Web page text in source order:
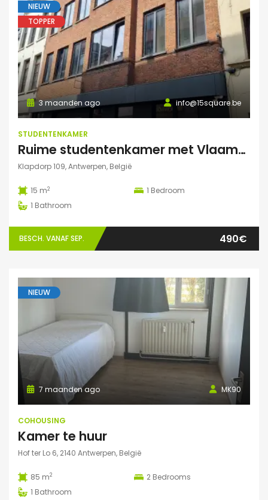
NIEUW
TOPPER
info@15square.be
3 maanden ago
STUDENTENKAMER
Ruime studentenkamer met Vlaams kotlabel, voorzien van eigen douche en lavabo, in kleinschalige residentie
Klapdorp 109, Antwerpen, België
15 m2 1 Bedroom
1 Bathroom
BESCH. VANAF SEP. 490€
NIEUW
MK90
7 maanden ago
COHOUSING
Kamer te huur
Hof ter Lo 6, 2140 Antwerpen, België
85 m2 2 Bedrooms
1 Bathroom